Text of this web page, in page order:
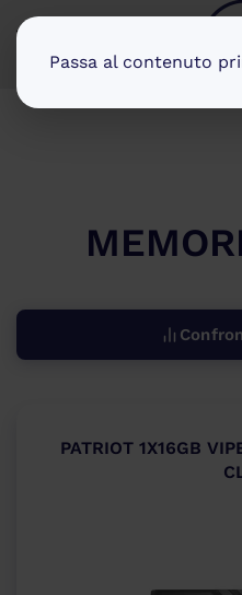
Passa al contenuto
PATRIOT 1X16GB